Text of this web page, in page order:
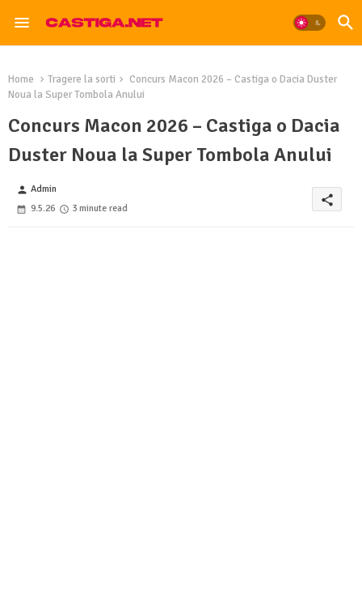
Home Tragere la sorti
Concurs Macon 2026 – Castiga o Dacia Duster
Noua la Super Tombola Anului
Concurs Macon 2026 – Castiga o Dacia
Duster Noua la Super Tombola Anului
person Admin
9.5.26
3 minute read
share